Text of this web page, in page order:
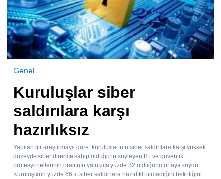
Genel
Kuruluşlar siber
saldırılara karşı
hazırlıksız
Yapılan bir araştırmaya göre kuruluşlarının siber saldırılara karşı yüksek
düzeyde siber dirence sahip olduğunu söyleyen BT ve güvenlik
profesyonellerinin oranının yalnızca yüzde 32 olduğunu ortaya koydu.
Kuruluşların yüzde 66’sı siber saldırılara hazırlıklı olmadığını belirttiğini...